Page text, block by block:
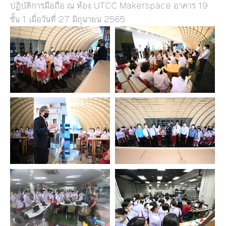
ปฏิบัติการมือถือ ณ ห้อง UTCC Makerspace อาคาร 19
ชั้น 1 เมื่อวันที่ 27 มิถุนายน 2565